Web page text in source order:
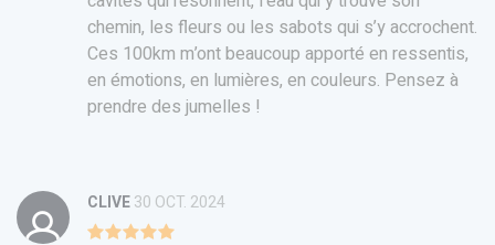
chemin, les fleurs ou les sabots qui s’y accrochent.
Ces 100km m’ont beaucoup apporté en ressentis,
en émotions, en lumières, en couleurs. Pensez à
prendre des jumelles !
CLIVE30 OCT. 2024